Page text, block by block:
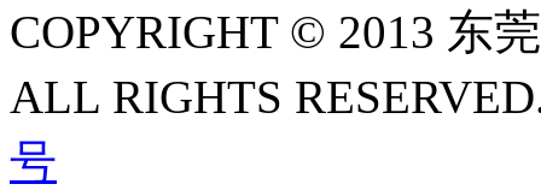
COPYRIGHT © 2013 东
ALL RIGHTS
号